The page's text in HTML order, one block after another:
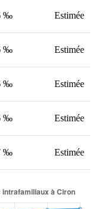
‰ Estimée
‰ Estimée
‰ Estimée
‰ Estimée
‰ Estimée